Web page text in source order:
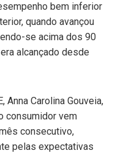
bem inferior
quando avançou
se acima dos 90
alcançado desde
Anna Carolina Gouveia,
consumidor vem
consecutivo,
pelas expectativas